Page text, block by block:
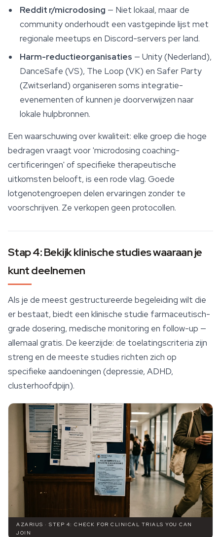
Reddit r/microdosing — Niet lokaal, maar de
community onderhoudt een vastgepinde lijst met
regionale meetups en Discord-servers per land.
Harm-reductieorganisaties — Unity (Nederland),
DanceSafe (VS), The Loop (VK) en Safer Party
(Zwitserland) organiseren soms integratie-
evenementen of kunnen je doorverwijzen naar
lokale hulpbronnen.
Een waarschuwing over kwaliteit: elke groep die hoge
bedragen vraagt voor 'microdosing coaching-
certificeringen' of specifieke therapeutische
uitkomsten belooft, is een rode vlag. Goede
lotgenotengroepen delen ervaringen zonder te
voorschrijven. Ze verkopen geen protocollen.
Stap 4: Bekijk klinische studies waaraan je
kunt deelnemen
Als je de meest gestructureerde begeleiding wilt die
er bestaat, biedt een klinische studie farmaceutisch-
grade dosering, medische monitoring en follow-up —
allemaal gratis. De keerzijde: de toelatingscriteria zijn
streng en de meeste studies richten zich op
specifieke aandoeningen (depressie, ADHD,
clusterhoofdpijn).
AZARIUS · STEP 4: CHECK FOR CLINICAL TRIALS YOU CAN
JOIN